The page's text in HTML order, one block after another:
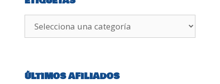
ÚLTIMOS AFILIADOS